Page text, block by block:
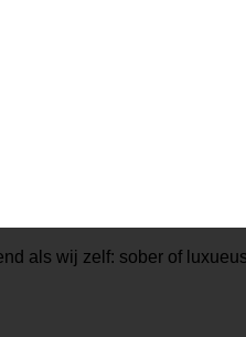
als wij zelf: sober of